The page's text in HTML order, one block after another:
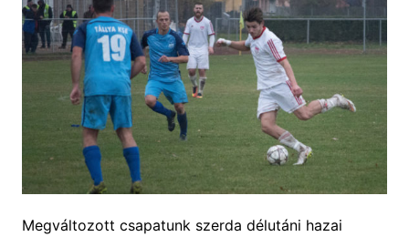
Megváltozott csapatunk szerda délutáni hazai